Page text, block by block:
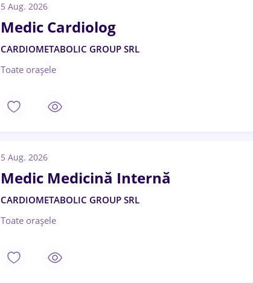
5 Aug. 2026
Medic Cardiolog
CARDIOMETABOLIC GROUP SRL
Toate oraşele
5 Aug. 2026
Medic Medicină Internă
CARDIOMETABOLIC GROUP SRL
Toate oraşele